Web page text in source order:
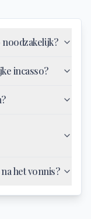
incasso?
het vonnis?